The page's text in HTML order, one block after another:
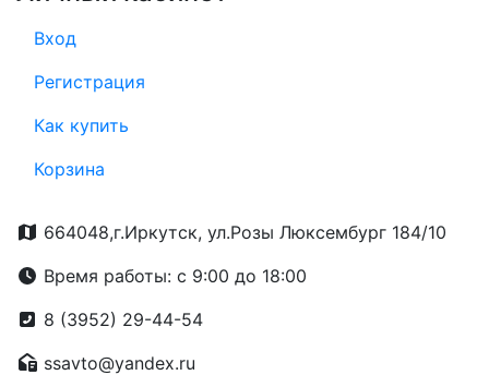
Вход
Регистрация
Как купить
Корзина
664048,г.Иркутск, ул.Розы Люксембург 184/10
Время работы: с 9:00 до 18:00
8 (3952) 29-44-54
ssavto@yandex.ru